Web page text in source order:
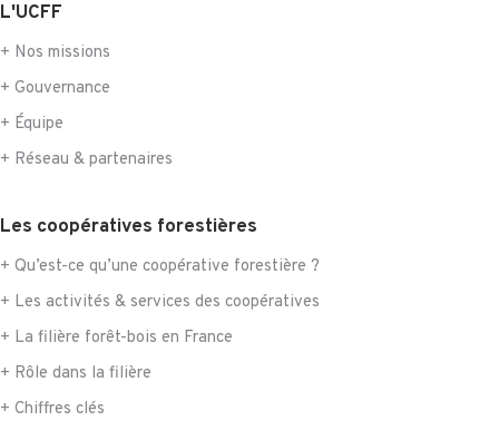
L'UCFF
+ Nos missions
+ Gouvernance
+ Équipe
+ Réseau & partenaires
Les coopératives forestières
+ Qu’est-ce qu’une coopérative forestière ?
+ Les activités & services des coopératives
+ La filière forêt-bois en France
+ Rôle dans la filière
+ Chiffres clés